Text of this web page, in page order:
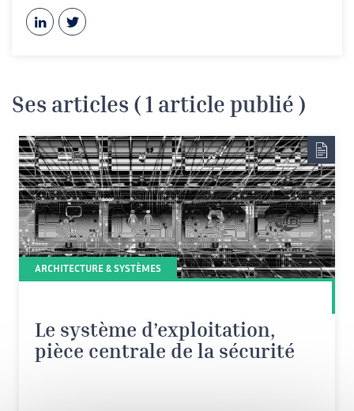
Ses articles ( 1 article publié )
ARCHITECTURE & SYSTÈMES
Le système d’exploitation,
pièce centrale de la sécurité